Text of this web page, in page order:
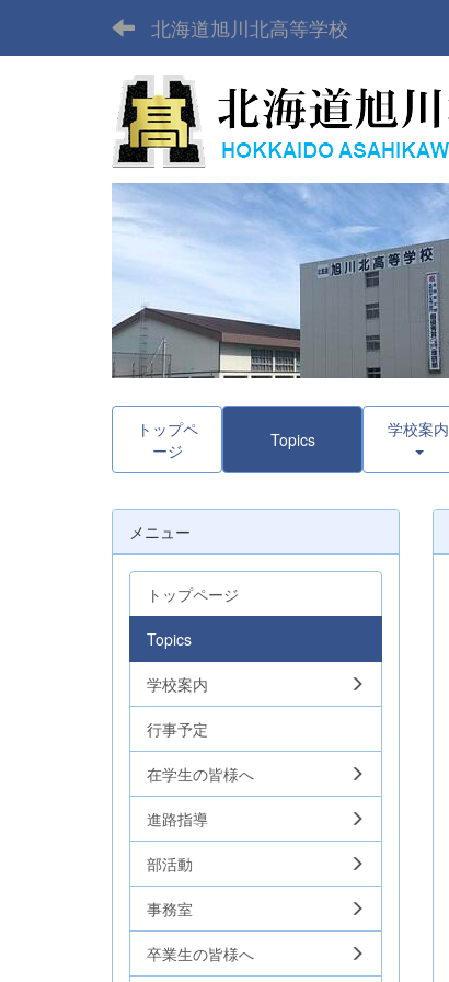
北海道旭川北高等学校
トップペ
ージ
Topics 学校案内
メニュー
トップページ
Topics
学校案内
行事予定
在学生の皆様へ
進路指導
部活動
事務室
卒業生の皆様へ